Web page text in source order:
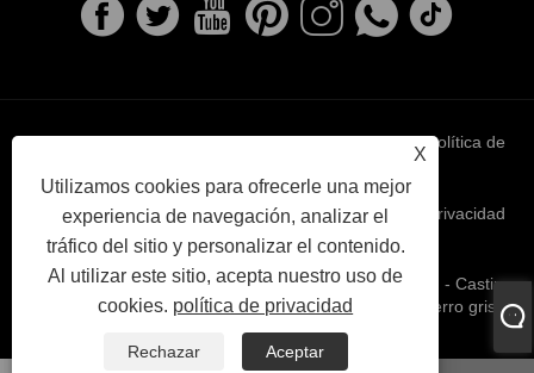
X
Utilizamos cookies para ofrecerle una mejor
experiencia de navegación, analizar el
tráfico del sitio y personalizar el contenido.
Al utilizar este sitio, acepta nuestro uso de
cookies. política de privacidad
Rechazar Aceptar
Links Sitemap RSS XML política de
privacidad
Copyright © 2022 Ningbo Supreme Machinery Co., Ltd. - Casting
de hierro dúctil, fundición de inversión, fundición de hierro gris -
Todos los derechos reservados.